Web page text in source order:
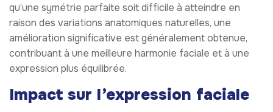
qu’une symétrie parfaite soit difficile à atteindre en
raison des variations anatomiques naturelles, une
amélioration significative est généralement obtenue,
contribuant à une meilleure harmonie faciale et à une
expression plus équilibrée.
Impact sur l’expression faciale